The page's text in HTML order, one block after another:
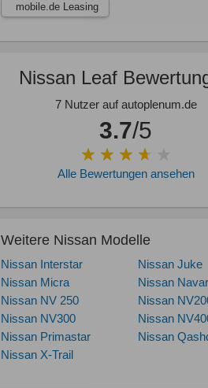
mobile.de Leasing
Nissan Leaf
7 Nutzer auf autoplenum.de
3.7/5
Alle Bewertungen ansehen
Weitere Nissan Modelle
Nissan Interstar
Nissan Juke
Nissan Micra
Nissan
Nissan NV 250
Nissan
Nissan NV300
Nissan
Nissan Primastar
Nissan
Nissan X-Trail